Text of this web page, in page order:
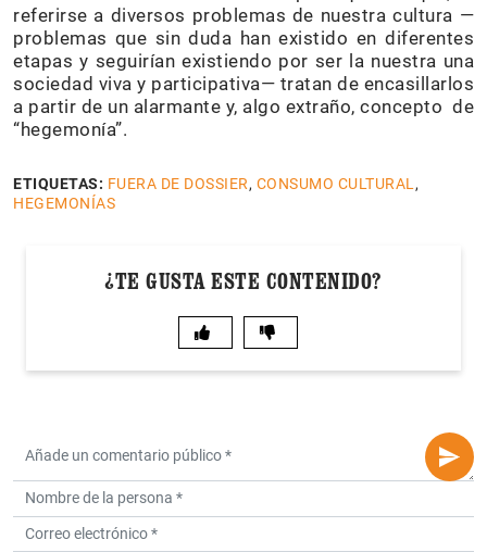
referirse a diversos problemas de nuestra cultura —
problemas que sin duda han existido en diferentes
etapas y seguirían existiendo por ser la nuestra una
sociedad viva y participativa— tratan de encasillarlos
a partir de un alarmante y, algo extraño, concepto de
“hegemonía”.
ETIQUETAS: FUERA DE DOSSIER, CONSUMO CULTURAL ,
HEGEMONÍAS
¿TE GUSTA ESTE CONTENIDO?